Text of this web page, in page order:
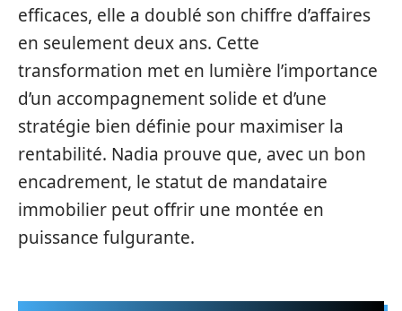
efficaces, elle a doublé son chiffre d’affaires
en seulement deux ans. Cette
transformation met en lumière l’importance
d’un accompagnement solide et d’une
stratégie bien définie pour maximiser la
rentabilité. Nadia prouve que, avec un bon
encadrement, le statut de mandataire
immobilier peut offrir une montée en
puissance fulgurante.